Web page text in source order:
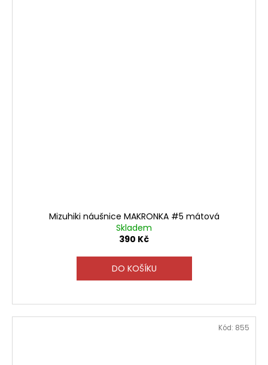
Mizuhiki náušnice MAKRONKA #5 mátová
Skladem
390 Kč
DO KOŠÍKU
Kód: 855